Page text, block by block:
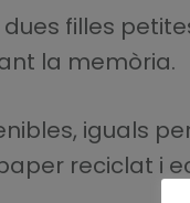
filles
la memòria.
iguals
reciclat i